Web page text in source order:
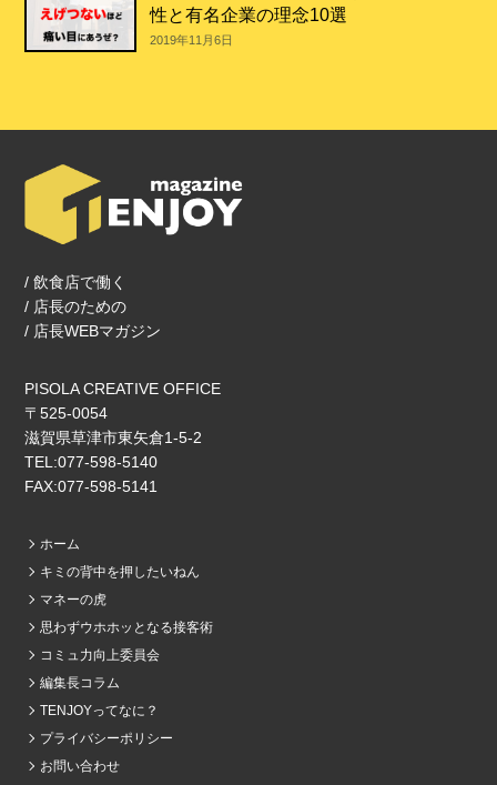
性と有名企業の理念10選
2019年11月6日
/ 飲食店で働く
/ 店長のための
/ 店長WEBマガジン
PISOLA CREATIVE OFFICE
〒525-0054
滋賀県草津市東矢倉1‐5‐2
TEL:077-598-5140
FAX:077-598-5141
ホーム
キミの背中を押したいねん
マネーの虎
思わずウホホッとなる接客術
コミュ力向上委員会
編集長コラム
TENJOYってなに？
プライバシーポリシー
お問い合わせ